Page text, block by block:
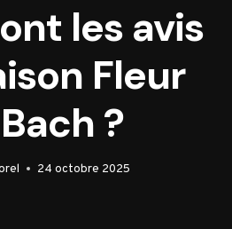
les avis
Fleur
?
24 octobre 2025